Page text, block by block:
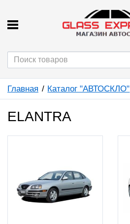
Главная Каталог "АВТОСКЛО"
ELANTRA